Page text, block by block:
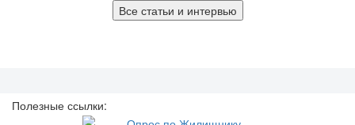
Все статьи и интервью
Полезные ссылки: